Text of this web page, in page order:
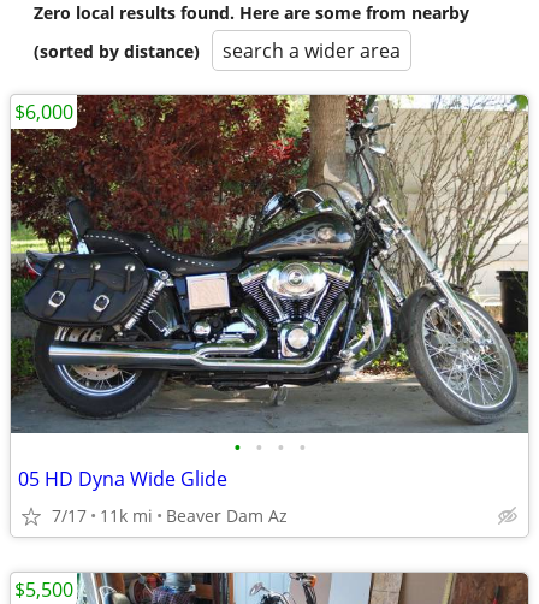
Zero local results found. Here are some from nearby
(sorted by distance)
search a wider area
• • • •
05 HD Dyna Wide Glide
7/17 11k mi Beaver Dam Az
$6,000
$5,500